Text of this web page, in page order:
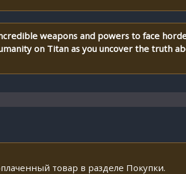
weapons and powers to face
on Titan as you uncover the truth
товар в разделе Покупки.